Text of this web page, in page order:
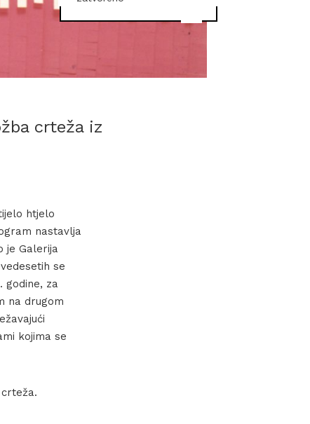
crteža iz
htjelo
nastavlja
je Galerija
se
godine, za
na drugom
kojima se